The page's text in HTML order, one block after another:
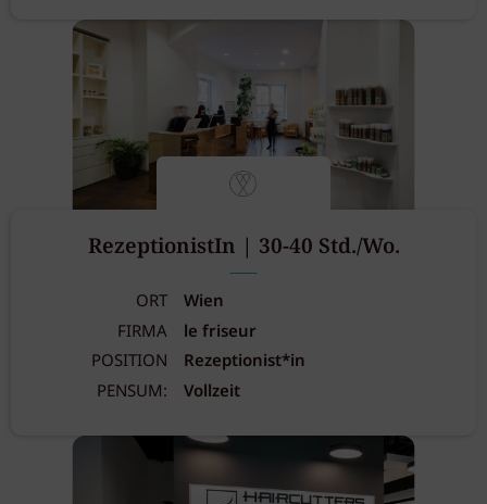
RezeptionistIn | 30-40 Std./Wo.
ORT
Wien
FIRMA
le friseur
POSITION
Rezeptionist*in
PENSUM:
Vollzeit